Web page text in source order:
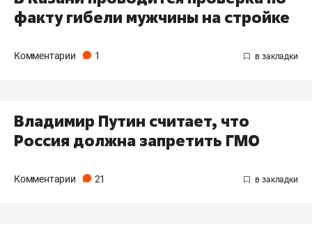
факту гибели мужчины на стройке
Комментарии 1
Владимир Путин считает, что
Россия должна запретить ГМО
Комментарии 21